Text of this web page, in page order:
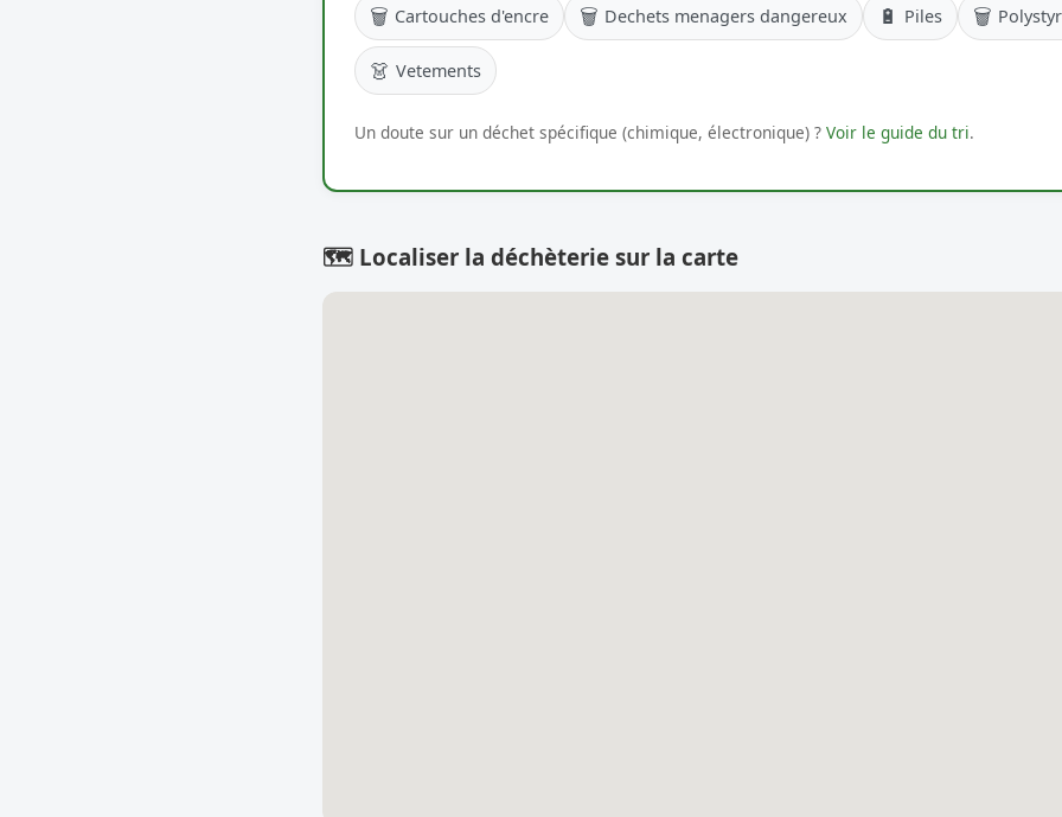
🗑️ Cartouches d'encre 🗑️ Dechets menagers dangereux 🔋 Piles 🗑️
👗 Vetements
Un doute sur un déchet spécifique (chimique, électronique) ? Voir le guide du tri.
🗺️ Localiser la déchèterie sur la carte